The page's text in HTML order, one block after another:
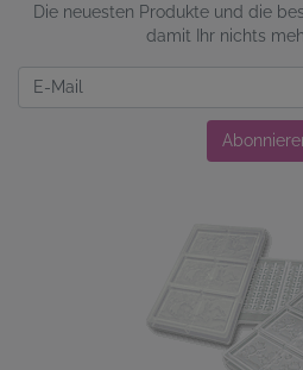
Die neuesten Produkte und die
damit Ihr nichts